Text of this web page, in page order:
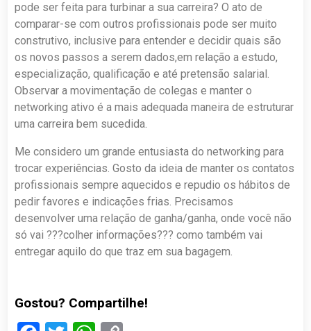
pode ser feita para turbinar a sua carreira? O ato de
comparar-se com outros profissionais pode ser muito
construtivo, inclusive para entender e decidir quais são
os novos passos a serem dados,em relação a estudo,
especialização, qualificação e até pretensão salarial.
Observar a movimentação de colegas e manter o
networking ativo é a mais adequada maneira de estruturar
uma carreira bem sucedida.
Me considero um grande entusiasta do networking para
trocar experiências. Gosto da ideia de manter os contatos
profissionais sempre aquecidos e repudio os hábitos de
pedir favores e indicações frias. Precisamos
desenvolver uma relação de ganha/ganha, onde você não
só vai ???colher informações??? como também vai
entregar aquilo do que traz em sua bagagem.
Gostou? Compartilhe!